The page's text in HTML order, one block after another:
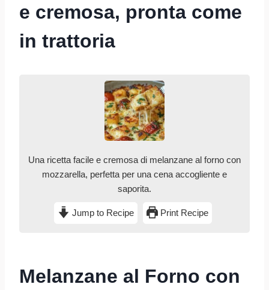
e cremosa, pronta come
in trattoria
Una ricetta facile e cremosa di melanzane al forno con
mozzarella, perfetta per una cena accogliente e
saporita.
Jump to Recipe Print Recipe
Melanzane al Forno con